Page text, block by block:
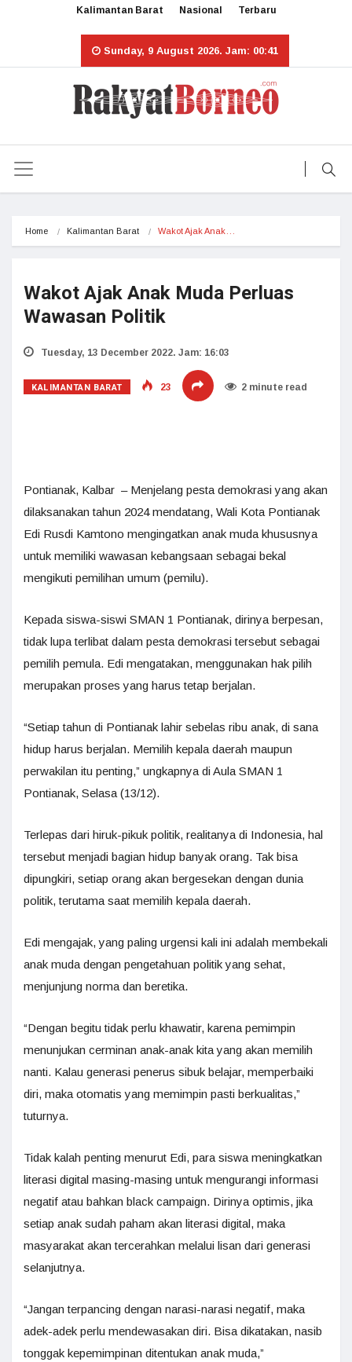
Kalimantan Barat Nasional Terbaru
Sunday, 9 August 2026. Jam: 00:41
Home Kalimantan Barat Wakot Ajak Anak…
Wakot Ajak Anak Muda Perluas
Wawasan Politik
Tuesday, 13 December 2022. Jam: 16:03
KALIMANTAN BARAT 23 2 minute read
Pontianak, Kalbar – Menjelang pesta demokrasi yang akan
dilaksanakan tahun 2024 mendatang, Wali Kota Pontianak
Edi Rusdi Kamtono mengingatkan anak muda khususnya
untuk memiliki wawasan kebangsaan sebagai bekal
mengikuti pemilihan umum (pemilu).
Kepada siswa-siswi SMAN 1 Pontianak, dirinya berpesan,
tidak lupa terlibat dalam pesta demokrasi tersebut sebagai
pemilih pemula. Edi mengatakan, menggunakan hak pilih
merupakan proses yang harus tetap berjalan.
“Setiap tahun di Pontianak lahir sebelas ribu anak, di sana
hidup harus berjalan. Memilih kepala daerah maupun
perwakilan itu penting,” ungkapnya di Aula SMAN 1
Pontianak, Selasa (13/12).
Terlepas dari hiruk-pikuk politik, realitanya di Indonesia, hal
tersebut menjadi bagian hidup banyak orang. Tak bisa
dipungkiri, setiap orang akan bergesekan dengan dunia
politik, terutama saat memilih kepala daerah.
Edi mengajak, yang paling urgensi kali ini adalah membekali
anak muda dengan pengetahuan politik yang sehat,
menjunjung norma dan beretika.
“Dengan begitu tidak perlu khawatir, karena pemimpin
menunjukan cerminan anak-anak kita yang akan memilih
nanti. Kalau generasi penerus sibuk belajar, memperbaiki
diri, maka otomatis yang memimpin pasti berkualitas,”
tuturnya.
Tidak kalah penting menurut Edi, para siswa meningkatkan
literasi digital masing-masing untuk mengurangi informasi
negatif atau bahkan black campaign. Dirinya optimis, jika
setiap anak sudah paham akan literasi digital, maka
masyarakat akan tercerahkan melalui lisan dari generasi
selanjutnya.
“Jangan terpancing dengan narasi-narasi negatif, maka
adek-adek perlu mendewasakan diri. Bisa dikatakan, nasib
tonggak kepemimpinan ditentukan anak muda,”